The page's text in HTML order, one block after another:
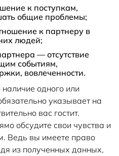
к поступкам,
общие проблемы;
к партнеру в
людей;
— отсутствие
событиям,
вовлеченности.
одного или
указывает на
вас гостит.
обсудите свои чувства и
Ведь вы имеете право
из полученных данных,